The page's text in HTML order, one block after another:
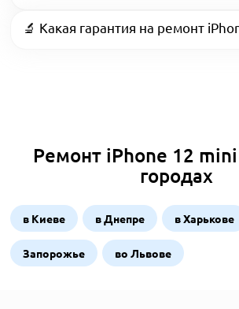
🔬 Какая гарантия на ремонт
Ремонт iPhone 12
городах
в Киеве в Днепре в Харькове
Запорожье во Львове